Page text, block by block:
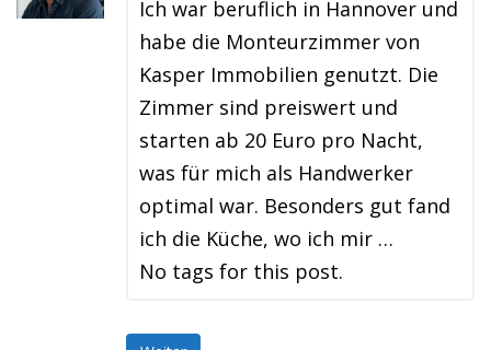
Ich war beruflich in Hannover und
habe die Monteurzimmer von
Kasper Immobilien genutzt. Die
Zimmer sind preiswert und
starten ab 20 Euro pro Nacht,
was für mich als Handwerker
optimal war. Besonders gut fand
ich die Küche, wo ich mir …
No tags for this post.